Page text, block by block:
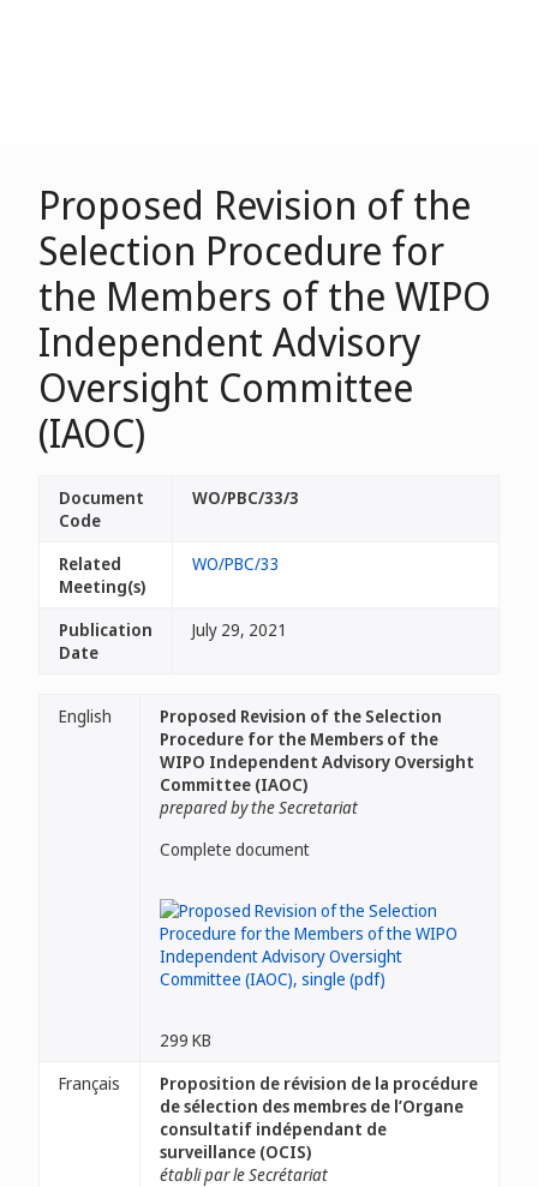
Proposed Revision of the
Selection Procedure for
the Members of the WIPO
Independent Advisory
Oversight Committee
(IAOC)
Document
Code
WO/PBC/33/3
Related
Meeting(s)
WO/PBC/33
Publication
Date
July 29, 2021
English
Proposed Revision of the Selection
Procedure for the Members of the
WIPO Independent Advisory Oversight
Committee (IAOC)
prepared by the Secretariat
Complete document
299 KB
Français
Proposition de révision de la procédure
de sélection des membres de l’Organe
consultatif indépendant de
surveillance (OCIS)
établi par le Secrétariat